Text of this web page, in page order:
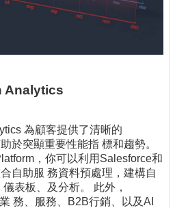
Analytics
為顧客提供了清晰的
於突顯重要性能指 標和趨勢。
，你可以利用Salesforce和
自助服 務資料預處理，建構自
表板、及分析。 此外，
務、服務、B2B行銷、以及AI